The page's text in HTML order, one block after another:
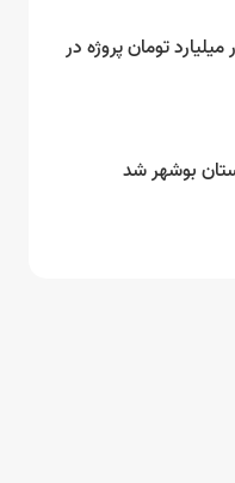
بوشهر: ۲۶۰ هزار میلیارد تومان پروژه در
بوشهر شد